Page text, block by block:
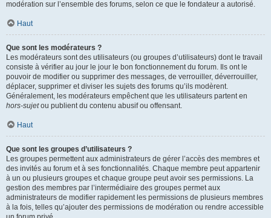
modération sur l’ensemble des forums, selon ce que le fondateur a autorisé.
Haut
Que sont les modérateurs ?
Les modérateurs sont des utilisateurs (ou groupes d’utilisateurs) dont le travail
consiste à vérifier au jour le jour le bon fonctionnement du forum. Ils ont le
pouvoir de modifier ou supprimer des messages, de verrouiller, déverrouiller,
déplacer, supprimer et diviser les sujets des forums qu’ils modèrent.
Généralement, les modérateurs empêchent que les utilisateurs partent en
hors-sujetou publient du contenu abusif ou offensant.
Haut
Que sont les groupes d’utilisateurs ?
Les groupes permettent aux administrateurs de gérer l’accès des membres et
des invités au forum et à ses fonctionnalités. Chaque membre peut appartenir
à un ou plusieurs groupes et chaque groupe peut avoir ses permissions. La
gestion des membres par l’intermédiaire des groupes permet aux
administrateurs de modifier rapidement les permissions de plusieurs membres
à la fois, telles qu’ajouter des permissions de modération ou rendre accessible